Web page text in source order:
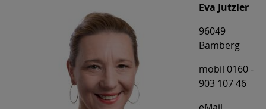
Eva Jutzler
96049
Bamberg
mobil 0160 -
903 107 46